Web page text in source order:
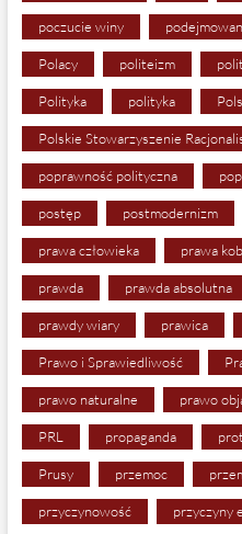
poczucie winy
Polacy politeizm
Polityka polityka
Polskie Stowarzyszenie
poprawność polityczna
postęp postmodernizm
prawa człowieka prawa
prawda prawda absolutna
prawdy wiary prawica
Prawo i Sprawiedliwość
prawo naturalne prawo
PRL propaganda
Prusy przemoc
przyczynowość przyczyny